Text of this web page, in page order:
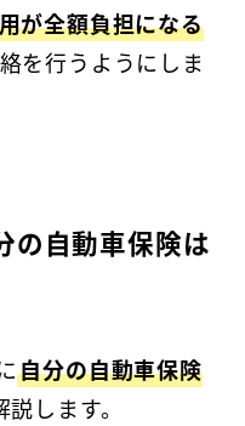
が全額負担になる
を行うようにしま
の自動車保険は
自分の自動車保険
します。